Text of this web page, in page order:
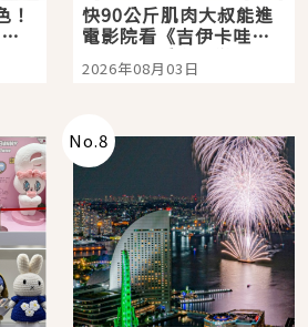
！ 快90公斤肌肉大叔能進
電影院看《吉伊卡哇》
嗎？日本重金屬樂團
「打首」會長與nagano
2026年08月03日
No.8